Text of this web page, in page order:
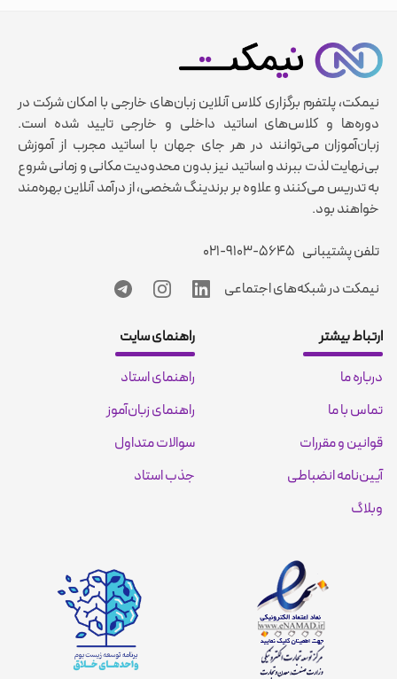
نیمکت، پلتفرم برگزاری کلاس آنلاین زبان‌های خارجی با امکان شرکت در
دوره‌ها و کلاس‌های اساتید داخلی و خارجی تایید شده است.
زبان‌آموزان می‌توانند در هر جای جهان با اساتید مجرب از آموزش
بی‌نهایت لذت ببرند و اساتید نیز بدون محدودیت مکانی و زمانی شروع
به تدریس می‌کنند و علاوه بر برندینگ شخصی، از درآمد آنلاین بهره‌مند
خواهند بود.
تلفن پشتیبانی ۰۲۱-۹۱۰۳-۵۶۴۵
نیمکت در شبکه‌های اجتماعی
ارتباط بیشتر
درباره ما
تماس با ما
قوانین و مقررات
آیین‌نامه انضباطی
وبلاگ
راهنمای سایت
راهنمای استاد
راهنمای زبان‌آموز
سوالات متداول
جذب استاد